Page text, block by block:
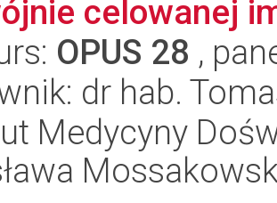
celowanej
OPUS 28 ,
dr hab.
Medycyny